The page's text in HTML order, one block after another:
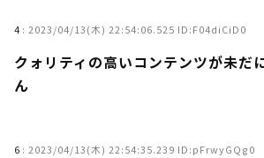
4 : 2023/04/13(木) 22:54:06.525 ID:F04diCiD0
クォリティの高いコンテンツが未だ
ん
6 : 2023/04/13(木) 22:54:35.239 ID:pFrwyGQg0